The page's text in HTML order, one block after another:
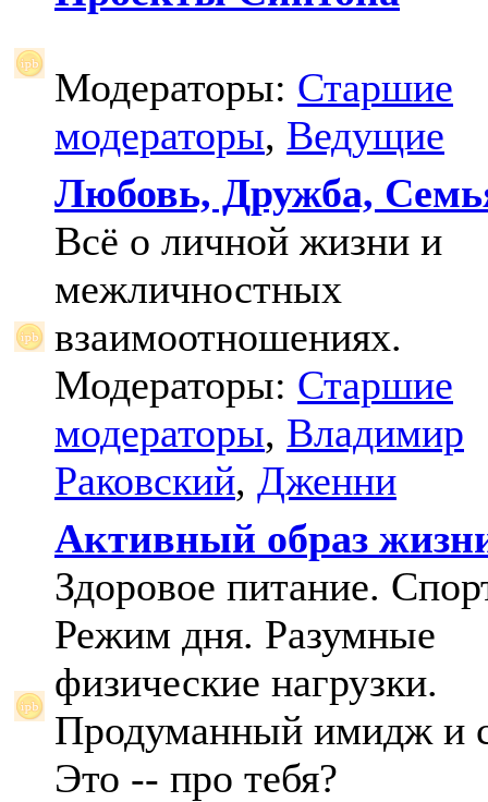
Модераторы: Старшие
модераторы, Ведущие
Любовь, Дружба,
Всё о личной жизни и
межличностных
взаимоотношениях.
Модераторы: Старшие
модераторы, Владимир
Раковский, Дженни
Активный образ
Здоровое питание.
Режим дня. Разумные
физические нагрузки.
Продуманный имидж и
Это -- про тебя?